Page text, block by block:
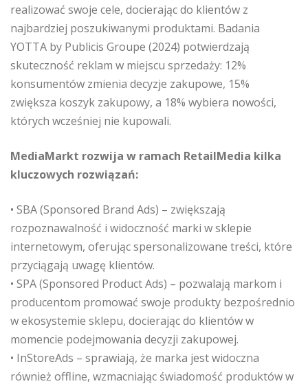
realizować swoje cele, docierając do klientów z
najbardziej poszukiwanymi produktami. Badania
YOTTA by Publicis Groupe (2024) potwierdzają
skuteczność reklam w miejscu sprzedaży: 12%
konsumentów zmienia decyzje zakupowe, 15%
zwiększa koszyk zakupowy, a 18% wybiera nowości,
których wcześniej nie kupowali.
MediaMarkt rozwija w ramach RetailMedia kilka
kluczowych rozwiązań:
• SBA (Sponsored Brand Ads) – zwiększają
rozpoznawalność i widoczność marki w sklepie
internetowym, oferując spersonalizowane treści, które
przyciągają uwagę klientów.
• SPA (Sponsored Product Ads) – pozwalają markom i
producentom promować swoje produkty bezpośrednio
w ekosystemie sklepu, docierając do klientów w
momencie podejmowania decyzji zakupowej.
• InStoreAds – sprawiają, że marka jest widoczna
również offline, wzmacniając świadomość produktów w